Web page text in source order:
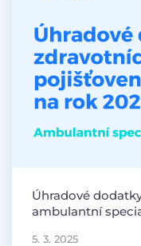
Úhradové
ambulantní
5. 3. 2025